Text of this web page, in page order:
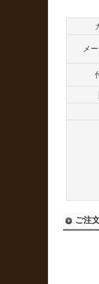
メ
ご注